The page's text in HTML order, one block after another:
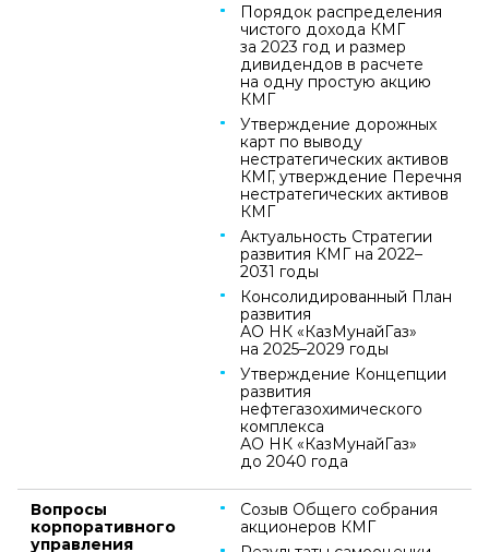
Порядок распределения
чистого дохода КМГ
за 2023 год и размер
дивидендов в расчете
на одну простую акцию
КМГ
Утверждение дорожных
карт по выводу
нестратегических активов
КМГ, утверждение Перечня
нестратегических активов
КМГ
Актуальность Стратегии
развития КМГ на 2022–
2031 годы
Консолидированный План
развития
АО НК «КазМунайГаз»
на 2025–2029 годы
Утверждение Концепции
развития
нефтегазохимического
комплекса
АО НК «КазМунайГаз»
до 2040 года
Вопросы
корпоративного
управления
Созыв Общего собрания
акционеров КМГ